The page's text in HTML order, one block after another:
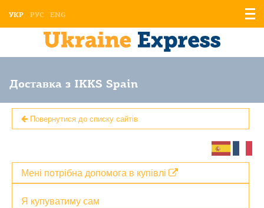
УКР РУС ENG
Доставка з IKKS Spain
Повернутися до списку сайтів
Я купуватиму сам
Мені потрібна допомога в купівлі